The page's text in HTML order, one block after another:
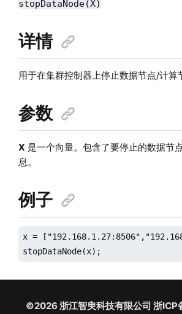
stopDataNode(X)
详情
用于在集群控制器上停止数据节点/计算
参数
X 是一个向量。包含了要停止的数据节
息。
例子
x =
stopDataNode(x);
©2026 浙江智臾科技有限公司 浙